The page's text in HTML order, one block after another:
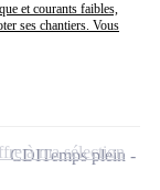
et courants faibles,
ses chantiers. Vous
CDITemps plein
à ma sélection